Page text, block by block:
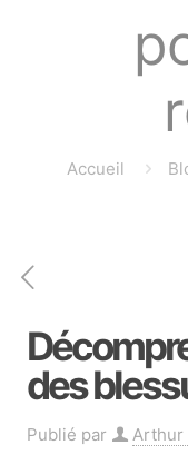
Accueil
des
Publié par Arthur